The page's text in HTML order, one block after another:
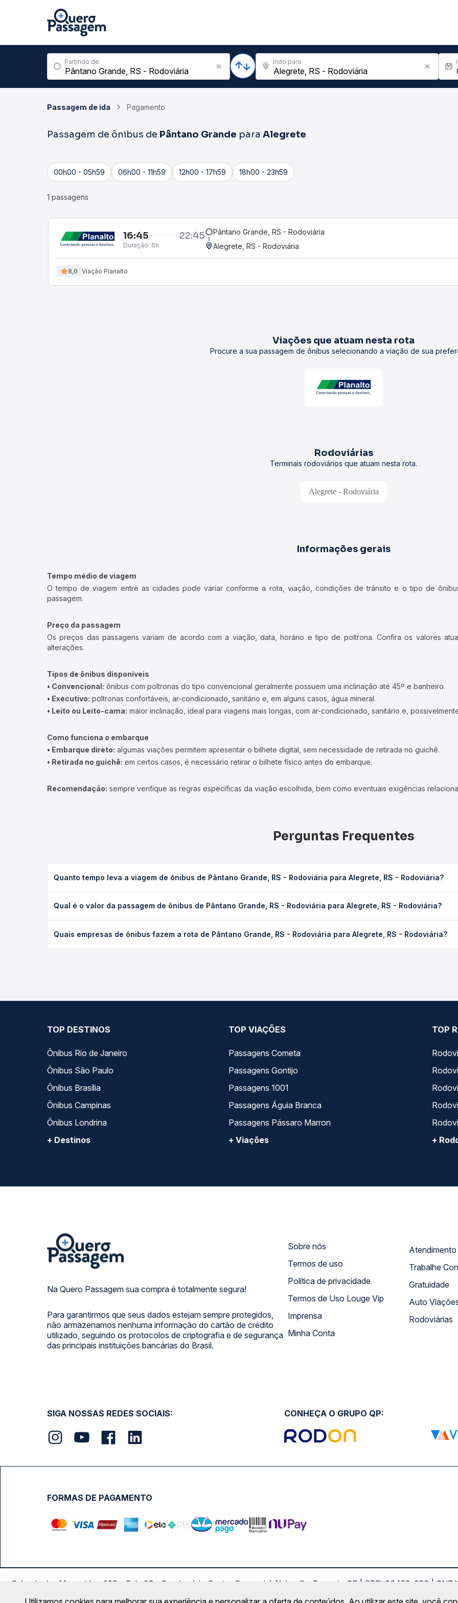
Partindo de Indo para
Passagem de ida Pagamento
Passagem de ônibus de Pântano Grande para Alegrete
00h00 - 05h59 06h00 - 11h59 12h00 - 17h59 18h00 - 23h59
1 passagens
16:45 22:45
Duração: 6h
Pântano Grande, RS - Rodoviária
Alegrete, RS - Rodoviária
8,0 Viação Planalto
Viações que atuam nesta rota
Procure a sua passagem de ônibus selecionando a viação de sua
Rodoviárias
Terminais rodoviários que atuam nesta rota.
Alegrete - Rodoviária
Informações gerais
Tempo médio de viagem
O tempo de viagem entre as cidades pode variar conforme a rota, viação, condições de trânsito e o tipo de
passagem.
Preço da passagem
Os preços das passagens variam de acordo com a viação, data, horário e tipo de poltrona. Confira os valores
alterações.
Tipos de ônibus disponíveis
• Convencional: ônibus com poltronas do tipo convencional geralmente possuem uma inclinação até 45º e banheiro.
• Executivo: poltronas confortáveis, ar-condicionado, sanitário e, em alguns casos, água mineral.
• Leito ou Leito-cama: maior inclinação, ideal para viagens mais longas, com ar-condicionado, sanitário e,
Como funciona o embarque
• Embarque direto: algumas viações permitem apresentar o bilhete digital, sem necessidade de retirada no guichê.
• Retirada no guichê: em certos casos, é necessário retirar o bilhete físico antes do embarque.
Recomendação: sempre verifique as regras específicas da viação escolhida, bem como eventuais exigências
Perguntas Frequentes
Quanto tempo leva a viagem de ônibus de Pântano Grande, RS - Rodoviária para Alegrete, RS - Rodoviária?
(convencional, executivo ou leito) e as condições de tráfego. Na Quero Passagem você consulta os horários
Qual é o valor da passagem de ônibus de Pântano Grande, RS - Rodoviária para Alegrete, RS - Rodoviária?
empresa, o tipo de poltrona e a antecedência da compra. Na Quero Passagem você compara os preços de todas as
Quais empresas de ônibus fazem a rota de Pântano Grande, RS - Rodoviária para Alegrete, RS - Rodoviária?
TOP DESTINOS
Ônibus Rio de Janeiro
Ônibus São Paulo
Ônibus Brasília
Ônibus Campinas
Ônibus Londrina
+ Destinos
TOP VIAÇÕES
Passagens Cometa
Passagens Gontijo
Passagens 1001
Passagens Águia Branca
Passagens Pássaro Marron
+ Viações
TOP
+
Na Quero Passagem sua compra é totalmente segura!
Para garantirmos que seus dados estejam sempre protegidos,
não armazenamos nenhuma informação do cartão de crédito
utilizado, seguindo os protocolos de criptografia e de segurança
das principais instituições bancárias do Brasil.
Sobre nós
Termos de uso
Política de privacidade
Termos de Uso Louge Vip
Imprensa
Minha Conta
Trabalhe
Gratuidade
Auto
Rodoviárias
SIGA NOSSAS REDES SOCIAIS: CONHEÇA O GRUPO QP:
FORMAS DE PAGAMENTO
Calçada das Margaridas, 163 - Sala 02 - Condomínio Centro Comercial Alphaville, Barueri - SP | CEP: 06453-038 |
Copyright 2026 © QueroPassagem.com.br